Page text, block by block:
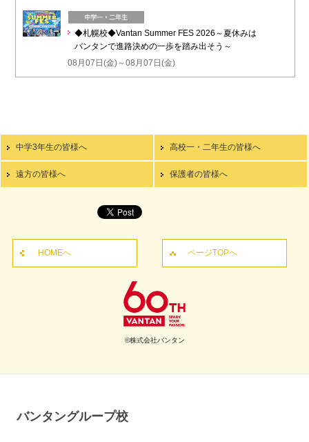
◆札幌校◆Vantan Summer FES 2026～夏休みは
バンタンで進路決めの一歩を踏み出そう～
08月07日(金)～08月07日(金)
中学3年生の皆様へ 高校一・二年生の皆様へ
遠方の皆様へ 保護者の皆様へ
HOMEへ ページTOPへ
©株式会社バンタン
バンタングループ校